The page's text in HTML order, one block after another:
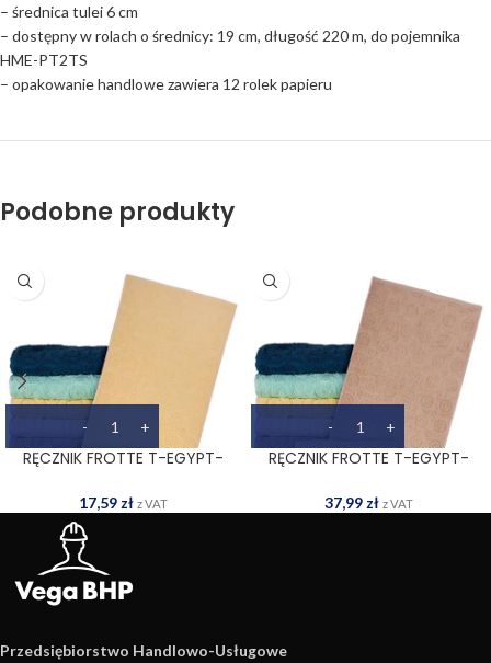
– średnica tulei 6 cm
– dostępny w rolach o średnicy: 19 cm, długość 220 m, do pojemnika
HME-PT2TS
– opakowanie handlowe zawiera 12 rolek papieru
Podobne produkty
RĘCZNIK FROTTE T-EGYPT-
17,59 zł z VAT
RĘCZNIK FROTTE T-EGYPT-
37,99 zł z VAT
Przedsiębiorstwo Handlowo­-Usługowe